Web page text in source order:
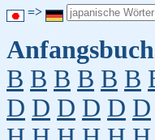
=>
B B B B B B
D D D D D D